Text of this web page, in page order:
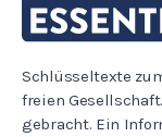
Schlüsseltexte
freien
gebracht. Ein